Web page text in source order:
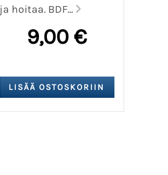
ja hoitaa. BDF...
9,00 €